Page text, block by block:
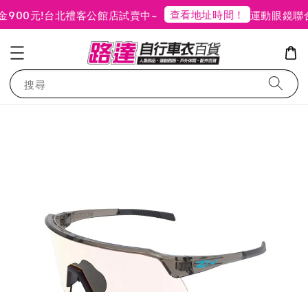
元!台北禮客公館店試賣中~ 查看地址時間！ 運動眼鏡聯
搜尋